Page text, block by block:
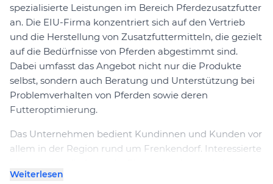
spezialisierte Leistungen im Bereich Pferdezusatzfutter
an. Die EIU-Firma konzentriert sich auf den Vertrieb
und die Herstellung von Zusatzfuttermitteln, die gezielt
auf die Bedürfnisse von Pferden abgestimmt sind.
Dabei umfasst das Angebot nicht nur die Produkte
selbst, sondern auch Beratung und Unterstützung bei
Problemverhalten von Pferden sowie deren
Futteroptimierung.
Das Unternehmen bedient Kundinnen und Kunden vor
allem in der Region rund um Frenkendorf. Interessierte
individuelle Offerte zu erhalten. Dabei wird auf eine
Weiterlesen